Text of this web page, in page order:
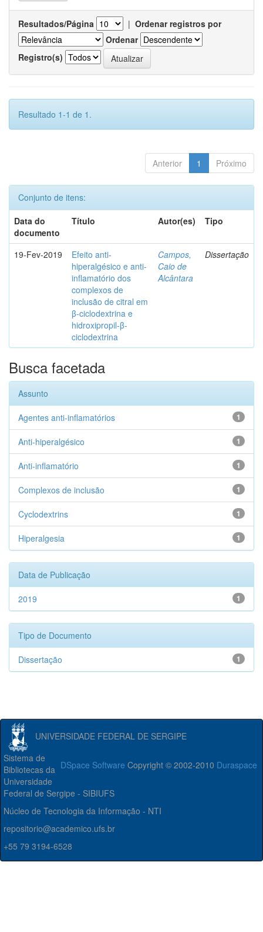
Resultados/Página | Ordenar registros por
Ordenar
Registro(s)
Resultado 1-1 de 1.
Anterior 1 Próximo
Conjunto de itens:
Data do
documento
Título Autor(es) Tipo
19-Fev-2019
Efeito anti-
hiperalgésico e anti-
inflamatório dos
complexos de
inclusão de citral em
β-ciclodextrina e
hidroxipropil-β-
ciclodextrina
Campos,
Caio de
Alcântara
Dissertação
Busca facetada
Assunto
1
Agentes anti-inflamatórios
1
Anti-hiperalgésico
1
Anti-inflamatório
1
Complexos de inclusão
1
Cyclodextrins
1
Hiperalgesia
Data de Publicação
1
2019
Tipo de Documento
1
Dissertação
UNIVERSIDADE FEDERAL DE SERGIPE
DSpace Software Copyright © 2002-2010 Duraspace
Sistema de
Bibliotecas da
Universidade
Federal de Sergipe - SIBIUFS
Núcleo de Tecnologia da Informação - NTI
repositorio@academico.ufs.br
+55 79 3194-6528